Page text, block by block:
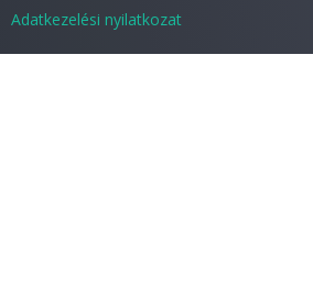
Adatkezelési nyilatkozat